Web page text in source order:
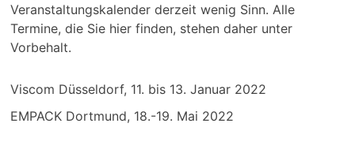
Veranstaltungskalender derzeit wenig Sinn. Alle
Termine, die Sie hier finden, stehen daher unter
Vorbehalt.
Viscom Düsseldorf, 11. bis 13. Januar 2022
EMPACK Dortmund, 18.-19. Mai 2022